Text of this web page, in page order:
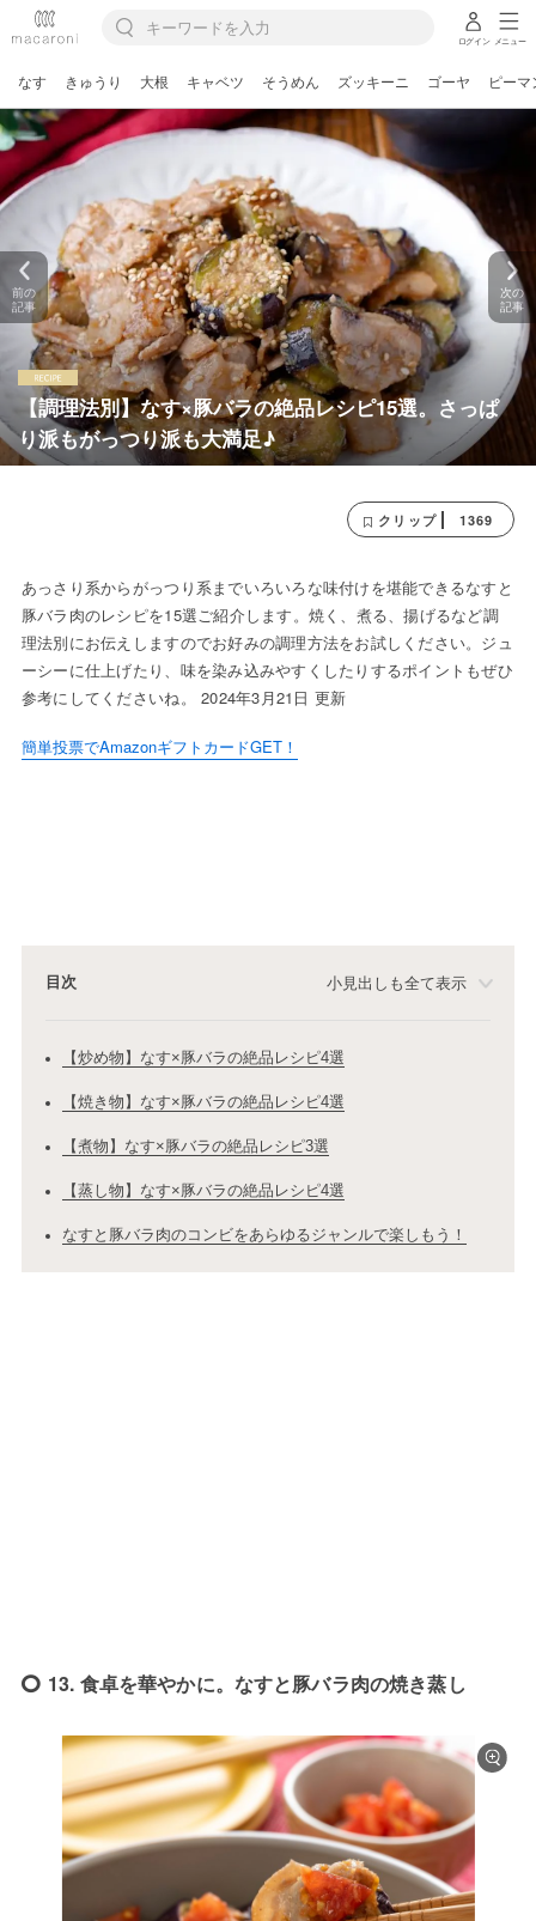
ログイン メニュー
なす きゅうり 大根 キャベツ そうめん ズッキーニ ゴーヤ ピーマ
【調理法別】なす×豚バラの絶品レシピ15選。さっぱ
り派もがっつり派も大満足♪
前の
記事
次の
記事
クリップ 1369
あっさり系からがっつり系までいろいろな味付けを堪能できるなすと
豚バラ肉のレシピを15選ご紹介します。焼く、煮る、揚げるなど調
理法別にお伝えしますのでお好みの調理方法をお試しください。ジュ
ーシーに仕上げたり、味を染み込みやすくしたりするポイントもぜひ
参考にしてくださいね。 2024年3月21日 更新
簡単投票でAmazonギフトカードGET！
目次 小見出しも全て表示
【炒め物】なす×豚バラの絶品レシピ4選
【焼き物】なす×豚バラの絶品レシピ4選
【煮物】なす×豚バラの絶品レシピ3選
【蒸し物】なす×豚バラの絶品レシピ4選
なすと豚バラ肉のコンビをあらゆるジャンルで楽しもう！
13. 食卓を華やかに。なすと豚バラ肉の焼き蒸し